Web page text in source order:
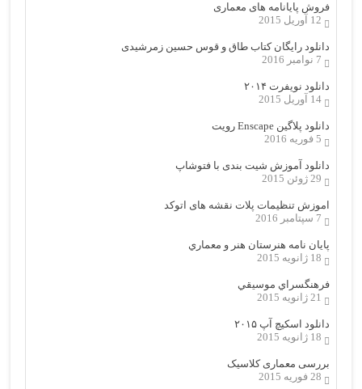
فروش پایانامه های معماری
12 آوریل 2015
دانلود رایگان کتاب طاق و قوس حسین زمرشیدی
7 نوامبر 2016
دانلود نویفرت ۲۰۱۴
14 آوریل 2015
دانلود پلاگین Enscape رویت
5 فوریه 2016
دانلود آموزش شیت بندی با فتوشاپ
29 ژوئن 2015
اموزش تنظیمات پلات نقشه های اتوکد
7 سپتامبر 2016
پایان نامه هنرستان هنر و معماري
18 ژانویه 2015
فرهنگسراي موسيقي
21 ژانویه 2015
دانلود اسکیچ آپ ۲۰۱۵
18 ژانویه 2015
بررسی معماری کلاسیک
28 فوریه 2015